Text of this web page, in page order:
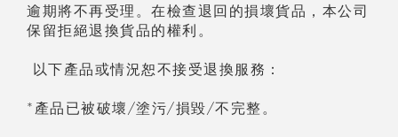
逾期將不再受理。在檢查退回的損壞貨品，本公司
保留拒絕退換貨品的權利。
以下 產品或情況恕不接受退換服務：
*產品已被破壞/塗污/損毀/不完整。